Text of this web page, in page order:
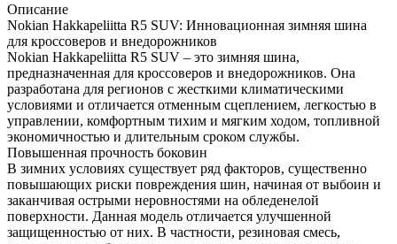
Описание
Nokian Hakkapeliitta R5 SUV: Инновационная зимняя шина
для кроссоверов и внедорожников
Nokian Hakkapeliitta R5 SUV – это зимняя шина,
предназначенная для кроссоверов и внедорожников. Она
разработана для регионов с жесткими климатическими
условиями и отличается отменным сцеплением, легкостью в
управлении, комфортным тихим и мягким ходом, топливной
экономичностью и длительным сроком службы.
Повышенная прочность боковин
В зимних условиях существует ряд факторов, существенно
повышающих риски повреждения шин, начиная от выбоин и
заканчивая острыми неровностями на обледенелой
поверхности. Данная модель отличается улучшенной
защищенностью от них. В частности, резиновая смесь,